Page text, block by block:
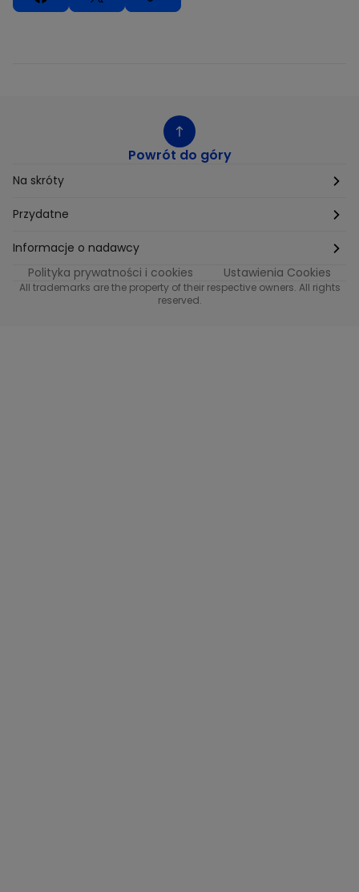
Powrót do góry
Na skróty
Etyka
Supplier Diversity
Polityka podatkowa
Przydatne
Biuro Prasowe
Biuro Reklamy
Informacje o nadawcy
Informacje o nadawcy programu METRO
Polityka prywatności i cookies Ustawienia Cookies
All trademarks are the property of their respective owners. All rights
reserved.